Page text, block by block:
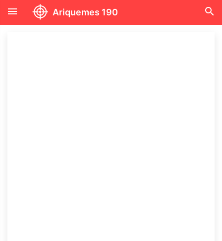
menu Ariquemes 190 search